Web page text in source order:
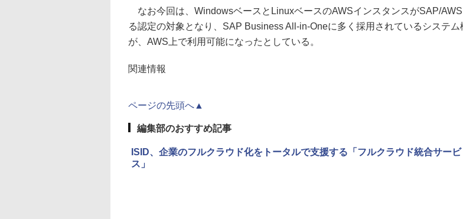
なお今回は、WindowsベースとLinuxベースのAWSインスタンスがSAP/AWS
る認定の対象となり、SAP Business All-in-Oneに多く採用されているシステム
が、AWS上で利用可能になったとしている。
関連情報
ページの先頭へ▲
編集部のおすすめ記事
ISID、企業のフルクラウド化をトータルで支援する「フルクラウド統合サービ
ス」